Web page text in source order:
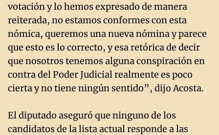
votación y lo hemos expresado de manera
reiterada, no estamos conformes con esta
nómica, queremos una nueva nómina y parece
que esto es lo correcto, y esa retórica de decir
que nosotros tenemos alguna conspiración en
contra del Poder Judicial realmente es poco
cierta y no tiene ningún sentido”, dijo Acosta.
El diputado aseguró que ninguno de los
candidatos de la lista actual responde a las